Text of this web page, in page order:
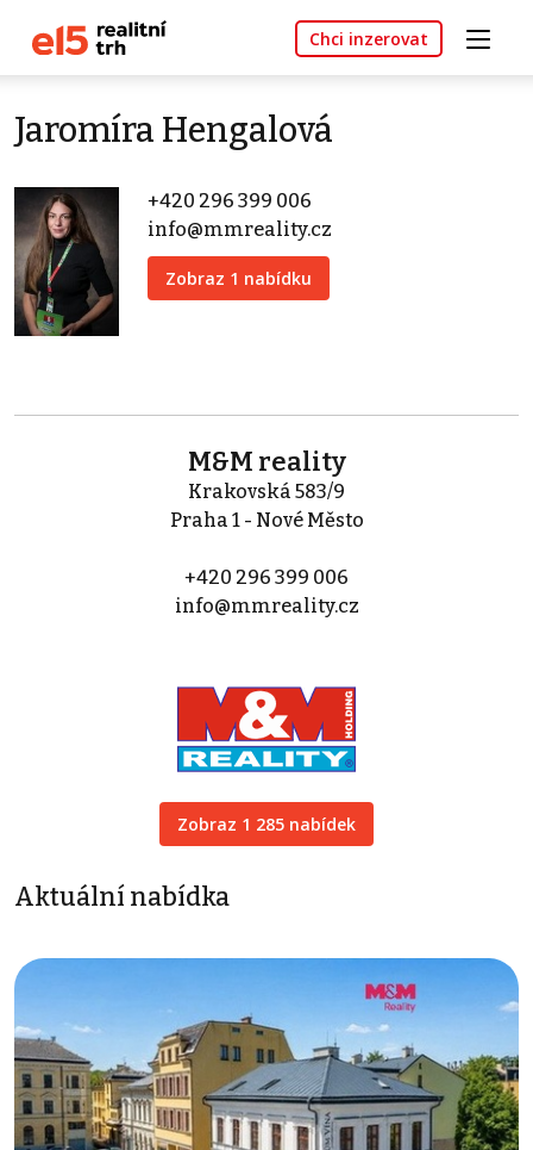
Chci inzerovat
Jaromíra Hengalová
+420 296 399 006
info@mmreality.cz
Zobraz 1 nabídku
M&M reality
Krakovská 583/9
Praha 1 - Nové Město
+420 296 399 006
info@mmreality.cz
Zobraz 1 285 nabídek
Aktuální nabídka